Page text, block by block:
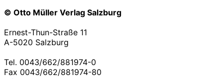
© Otto Müller Verlag Salzburg
Ernest-Thun-Straße 11
A-5020 Salzburg
Tel. 0043/662/881974-0
Fax 0043/662/881974-80